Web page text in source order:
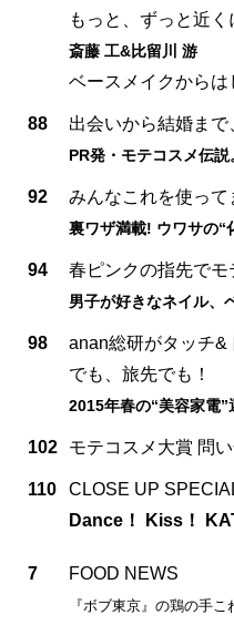
もっと、ずっと近く
斎藤 工&比留川 游
ベースメイクから
88 出会いから結婚ま
PR発・モテコスメ伝説
92 みんなこれを使って
裏ワザ満載! ウワサの“
94 春ピンクの指先でモ
男子が好きなネイル、
98
anan総研がタッチ&
でも、旅先でも！
2015年春の“美容家電”
102 モテコスメ大賞 問
110
CLOSE UP
Dance！ Kiss！
7 FOOD NEWS
『ボブ東京』の鶏の手